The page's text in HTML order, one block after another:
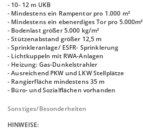
- 10- 12 m UKB
- Mindestens ein Rampentor pro 1.000 m²
- Mindestens ein ebenerdiges Tor pro 5.000m²
- Bodenlast größer 5.000 kg/m²
- Stützenabstand größer 12,5 m
- Sprinkleranlage/ ESFR- Sprinklerung
- Lichtkuppeln mit RWA-Anlagen
- Heizung: Gas-Dunkelstrahler
- Ausreichend PKW und LKW Stellplätze
- Rangierfläche mindestens 35 m
- Büro- und Sozialflächen vorhanden
Sonstiges/Besonderheiten
HINWEISE: